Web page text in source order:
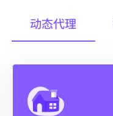
动态代理